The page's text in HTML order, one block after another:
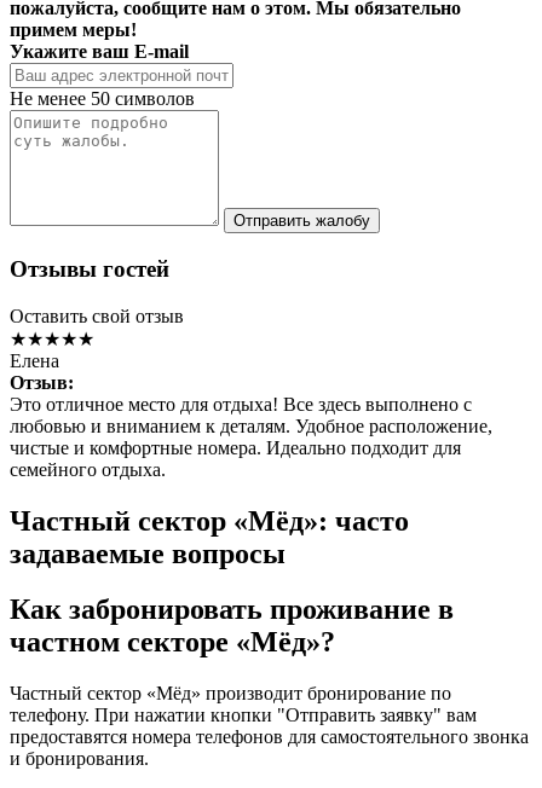
пожалуйста, сообщите нам о этом. Мы обязательно
примем меры!
Укажите ваш E-mail
Не менее 50 символов
Отправить жалобу
Отзывы гостей
Оставить свой отзыв
★★★★★
Елена
Отзыв:
Это отличное место для отдыха! Все здесь выполнено с
любовью и вниманием к деталям. Удобное расположение,
чистые и комфортные номера. Идеально подходит для
семейного отдыха.
Частный сектор «Мёд»: часто
задаваемые вопросы
Как забронировать проживание в
частном секторе «Мёд»?
Частный сектор «Мёд» производит бронирование по
телефону. При нажатии кнопки "Отправить заявку" вам
предоставятся номера телефонов для самостоятельного звонка
и бронирования.